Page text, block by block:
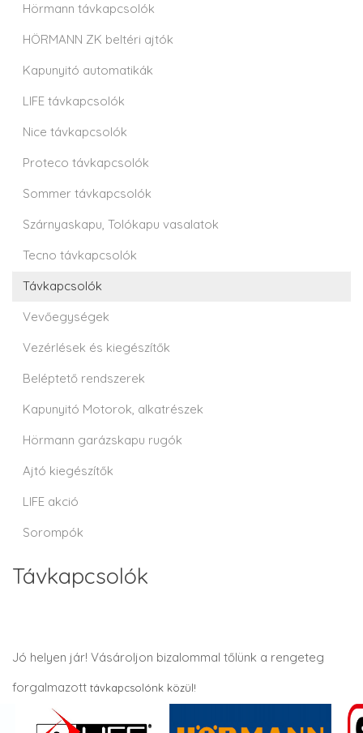
Hörmann távkapcsolók
HÖRMANN ZK beltéri ajtók
Kapunyitó automatikák
LIFE távkapcsolók
Nice távkapcsolók
Proteco távkapcsolók
Sommer távkapcsolók
Szárnyaskapu, Tolókapu vasalatok
Tecno távkapcsolók
Távkapcsolók
Vevőegységek
Vezérlések és kiegészítők
Beléptető rendszerek
Kapunyitó Motorok, alkatrészek
Hörmann garázskapu rugók
Ajtó kiegészítők
LIFE akció
Sorompók
Távkapcsolók
Jó helyen jár! Vásároljon bizalommal tőlünk a rengeteg
forgalmazott távkapcsolónk közül!